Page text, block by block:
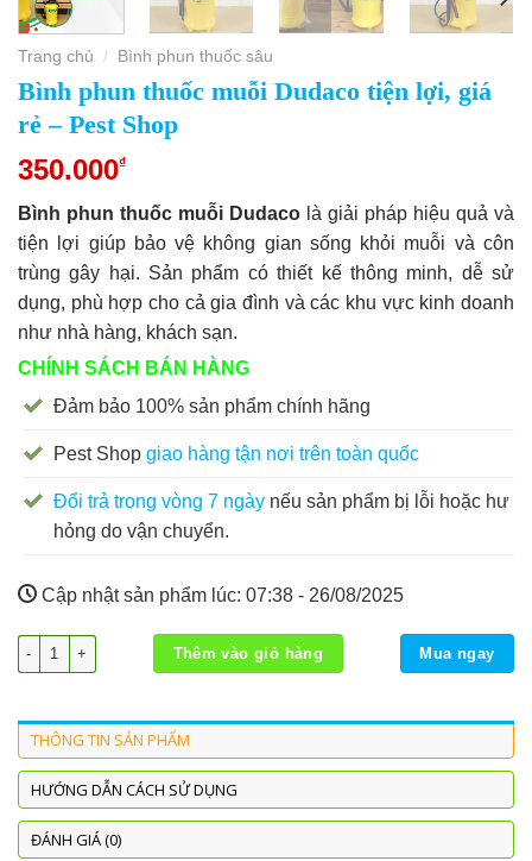
Trang chủ / Bình phun thuốc sâu
Bình phun thuốc muỗi Dudaco tiện lợi, giá
rẻ – Pest Shop
350.000₫
Bình phun thuốc muỗi Dudaco là giải pháp hiệu quả và
tiện lợi giúp bảo vệ không gian sống khỏi muỗi và côn
trùng gây hại. Sản phẩm có thiết kế thông minh, dễ sử
dụng, phù hợp cho cả gia đình và các khu vực kinh doanh
như nhà hàng, khách sạn.
CHÍNH SÁCH BÁN HÀNG
Đảm bảo 100% sản phẩm chính hãng
Pest Shop giao hàng tận nơi trên toàn quốc
Đổi trả trong vòng 7 ngày nếu sản phẩm bị lỗi hoặc hư
hỏng do vận chuyển.
Cập nhật sản phẩm lúc: 07:38 - 26/08/2025
Bình phun thuốc muỗi Dudaco tiện lợi, giá rẻ - Pest Shop số lượng
Thêm vào giỏ hàng Mua ngay
THÔNG TIN SẢN PHẨM
HƯỚNG DẪN CÁCH SỬ DỤNG
ĐÁNH GIÁ (0)